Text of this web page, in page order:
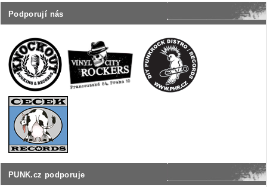
Podporují nás
PUNK.cz podporuje